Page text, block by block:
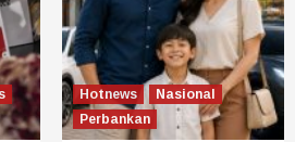
Hotnews
Nasional
Perbankan